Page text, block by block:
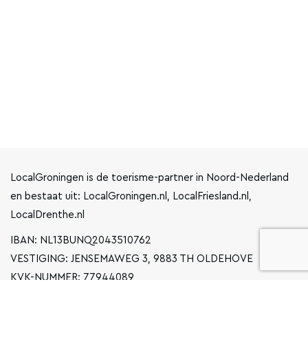
LocalGroningen is de toerisme-partner in Noord-Nederland
en bestaat uit: LocalGroningen.nl, LocalFriesland.nl,
LocalDrenthe.nl
IBAN: NL13BUNQ2043510762
VESTIGING: JENSEMAWEG 3, 9883 TH OLDEHOVE
KVK-NUMMER: 77944089